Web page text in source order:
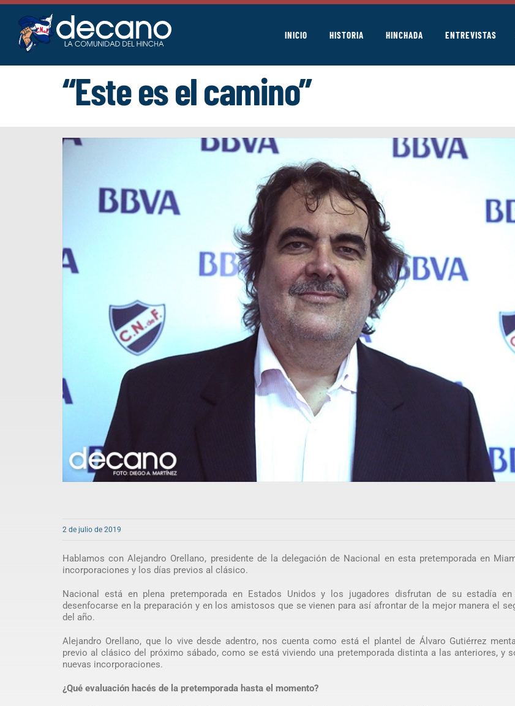
Saltar
contenido
INICIO HISTORIA HINCHADA ENTREVISTAS
“Este es el camino”
2 de julio de 2019
Hablamos con Alejandro Orellano, presidente de la delegación de Nacional en esta pretemporada en
incorporaciones y los días previos al clásico.
Nacional está en plena pretemporada en Estados Unidos y los jugadores disfrutan de su estadía
desenfocarse en la preparación y en los amistosos que se vienen para así afrontar de la mejor manera el
del año.
Alejandro Orellano, que lo vive desde adentro, nos cuenta como está el plantel de Álvaro Gutiérrez
previo al clásico del próximo sábado, como se está viviendo una pretemporada distinta a las anteriores, y
nuevas incorporaciones.
¿Qué evaluación hacés de la pretemporada hasta el momento?